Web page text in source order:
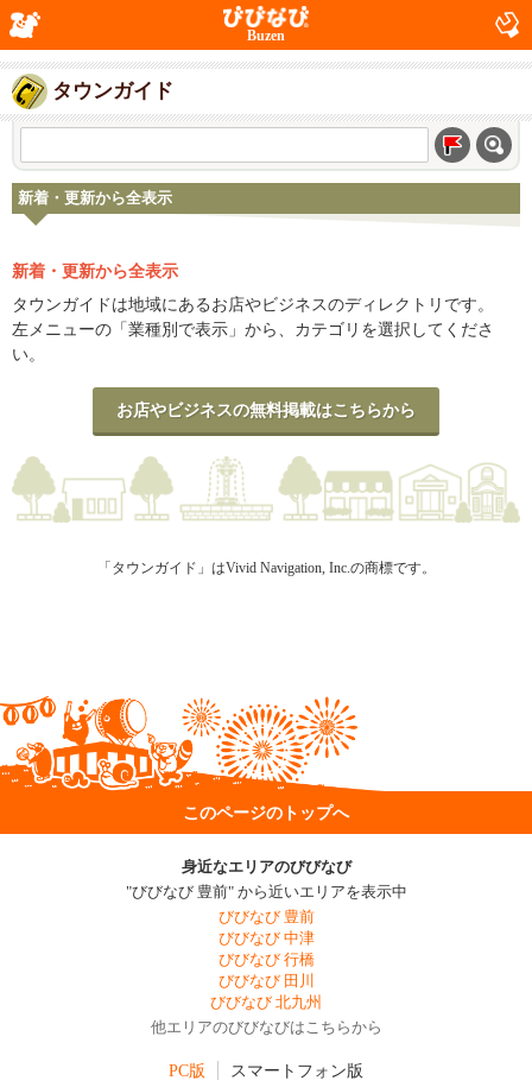
Buzen
タウンガイド
新着・更新から全表示
新着・更新から全表示
タウンガイドは地域にあるお店やビジネスのディレクトリです。
左メニューの「業種別で表示」から、カテゴリを選択してくださ
い。
お店やビジネスの無料掲載はこちらから
「タウンガイド」はVivid Navigation, Inc.の商標です。
このページのトップへ
身近なエリアのびびなび
"びびなび 豊前" から近いエリアを表示中
びびなび 豊前
びびなび 中津
びびなび 行橋
びびなび 田川
びびなび 北九州
他エリアのびびなびはこちらから
PC版 スマートフォン版